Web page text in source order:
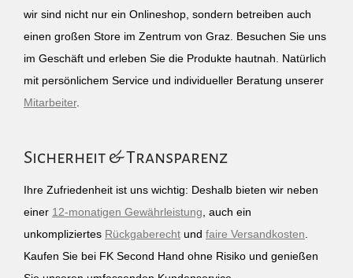
wir sind nicht nur ein Onlineshop, sondern betreiben auch
einen großen Store im Zentrum von Graz. Besuchen Sie uns
im Geschäft und erleben Sie die Produkte hautnah. Natürlich
mit persönlichem Service und individueller Beratung unserer
Mitarbeiter.
Sicherheit & Transparenz
Ihre Zufriedenheit ist uns wichtig: Deshalb bieten wir neben
einer 12-monatigen Gewährleistung , auch ein
unkompliziertes Rückgaberecht und faire Versandkosten
Kaufen Sie bei FK Second Hand ohne Risiko und genießen